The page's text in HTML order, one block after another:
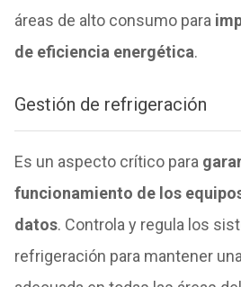
áreas de alto consumo para
de eficiencia energética.
Gestión de refrigeración
Es un aspecto crítico para
funcionamiento de los
datos. Controla y regula los
refrigeración para mantener